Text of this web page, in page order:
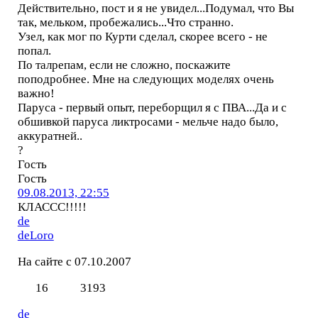
Действительно, пост и я не увидел...Подумал, что Вы
так, мельком, пробежались...Что странно.
Узел, как мог по Курти сделал, скорее всего - не
попал.
По талрепам, если не сложно, поскажите
поподробнее. Мне на следующих моделях очень
важно!
Паруса - первый опыт, переборщил я с ПВА...Да и с
обшивкой паруса ликтросами - мельче надо было,
аккуратней..
?
Гость
Гость
09.08.2013, 22:55
КЛАССС!!!!!
de
deLoro
На сайте с 07.10.2007
16
3193
de